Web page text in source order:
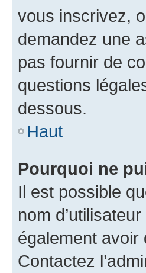
vous inscrivez,
demandez une
pas fournir de
questions
dessous.
Haut
Pourquoi ne
Il est possible
nom
également avoir
Contactez